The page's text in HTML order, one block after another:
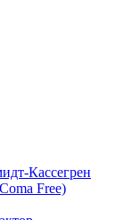
Кассегрен
Free)